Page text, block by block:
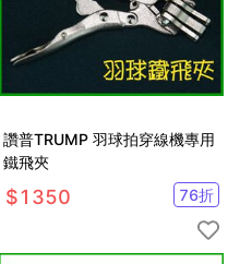
讚普TRUMP 羽球拍穿線機專用
鐵飛夾
$1350 76折